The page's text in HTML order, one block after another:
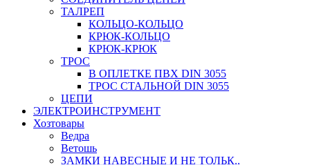
ТАЛРЕП
КОЛЬЦО-КОЛЬЦО
КРЮК-КОЛЬЦО
КРЮК-КРЮК
ТРОС
В ОПЛЕТКЕ ПВХ DIN 3055
ТРОС СТАЛЬНОЙ DIN 3055
ЦЕПИ
ЭЛЕКТРОИНСТРУМЕНТ
Хозтовары
Ведра
Ветошь
ЗАМКИ НАВЕСНЫЕ И НЕ ТОЛЬК..